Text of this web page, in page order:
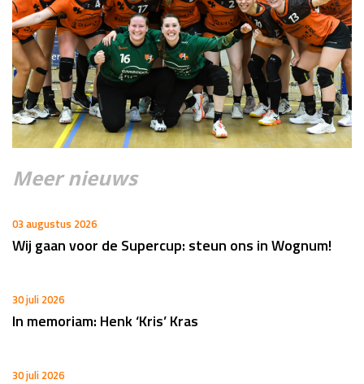
Meer nieuws
03 augustus 2026
Wij gaan voor de Supercup: steun ons in Wognum!
30 juli 2026
In memoriam: Henk ‘Kris’ Kras
30 juli 2026